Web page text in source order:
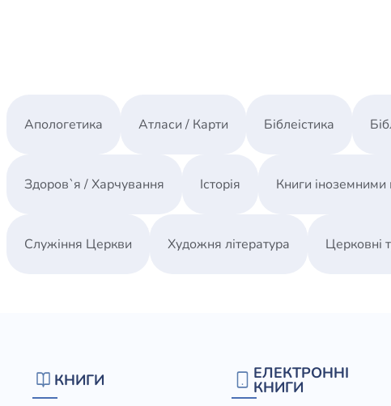
Апологетика Атласи / Карти Біблеістика
Здоров`я / Харчування Історія Книги
Служіння Церкви Художня література Церковні
КНИГИ ЕЛЕКТРОННІ
КНИГИ